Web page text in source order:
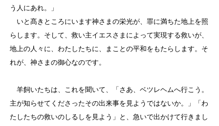
う人にあれ。」
いと髙きところにいます神さまの栄光が、罪に満ちた地上を照
らします。そして、救い主イエスさまによって実現する救いが、
地上の人々に、わたしたちに、まことの平和をもたらします。そ
れが、神さまの御心なのです。
羊飼いたちは、これを聞いて、「さあ、ベツレヘムへ行こう。
主が知らせてくださったその出来事を見ようではないか。」「わ
たしたちの救いのしるしを見よう」と、急いで出かけて行きまし